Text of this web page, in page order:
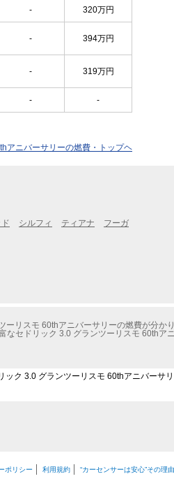
- 320万円
- 394万円
- 319万円
- -
アニバーサリーの燃費・トップヘ
シルフィ ティアナ フーガ
リスモ 60thアニバーサリーの燃費が分かり
セドリック 3.0 グランツーリスモ 60thア
ック 3.0 グランツーリスモ 60thアニバーサ
ポリシー 利用規約 “カーセンサーは安心”その理由